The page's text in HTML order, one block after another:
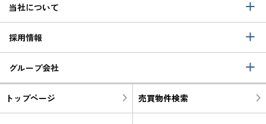
当社について
採用情報
グループ会社
トップページ 売買物件検索